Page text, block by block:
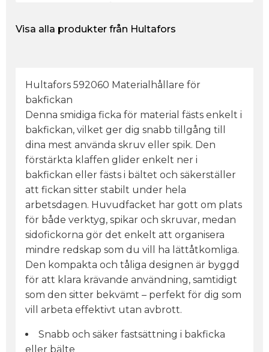
Visa alla produkter från Hultafors
Hultafors 592060 Materialhållare för
bakfickan
Denna smidiga ficka för material fästs enkelt i
bakfickan, vilket ger dig snabb tillgång till
dina mest använda skruv eller spik. Den
förstärkta klaffen glider enkelt ner i
bakfickan eller fästs i bältet och säkerställer
att fickan sitter stabilt under hela
arbetsdagen. Huvudfacket har gott om plats
för både verktyg, spikar och skruvar, medan
sidofickorna gör det enkelt att organisera
mindre redskap som du vill ha lättåtkomliga.
Den kompakta och tåliga designen är byggd
för att klara krävande användning, samtidigt
som den sitter bekvämt – perfekt för dig som
vill arbeta effektivt utan avbrott.
Snabb och säker fastsättning i bakficka
eller bälte